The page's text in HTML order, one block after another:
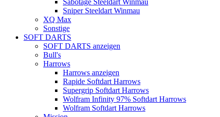
Sniper Steeldart Winmau
XQ Max
Sonstige
SOFT DARTS
SOFT DARTS anzeigen
Bull's
Harrows
Harrows anzeigen
Rapide Softdart Harrows
Supergrip Softdart Harrows
Wolfram Infinity 97% Softdart Harrows
Wolfram Softdart Harrows